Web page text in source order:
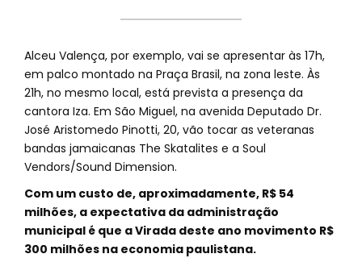
Alceu Valença, por exemplo, vai se apresentar às 17h,
em palco montado na Praça Brasil, na zona leste. Às
21h, no mesmo local, está prevista a presença da
cantora Iza. Em São Miguel, na avenida Deputado Dr.
José Aristomedo Pinotti, 20, vão tocar as veteranas
bandas jamaicanas The Skatalites e a Soul
Vendors/Sound Dimension.
Com um custo de, aproximadamente, R$ 54
milhões, a expectativa da administração
municipal é que a Virada deste ano movimento R$
300 milhões na economia paulistana.